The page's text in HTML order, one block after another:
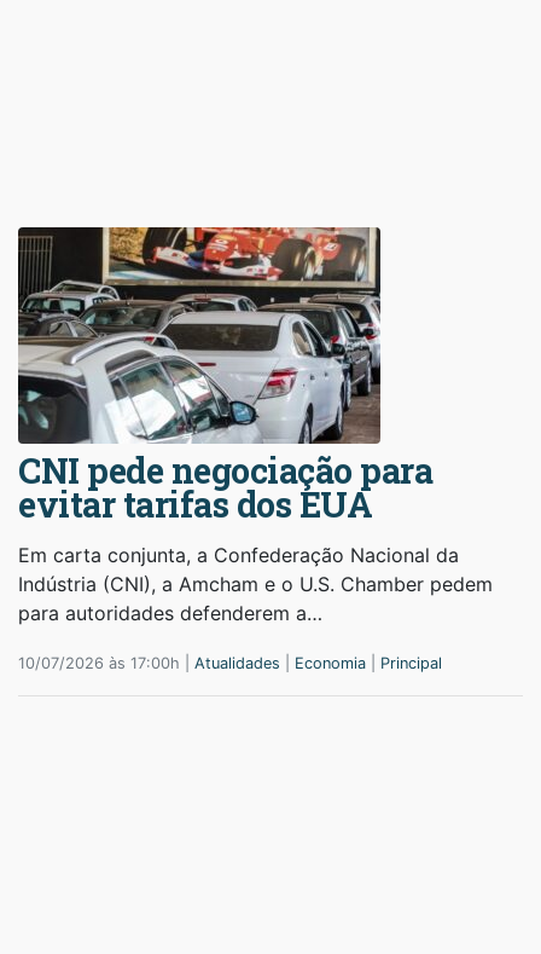
CNI pede negociação para
evitar tarifas dos EUA
Em carta conjunta, a Confederação Nacional da
Indústria (CNI), a Amcham e o U.S. Chamber pedem
para autoridades defenderem a…
10/07/2026 às 17:00h | Atualidades Economia Principal